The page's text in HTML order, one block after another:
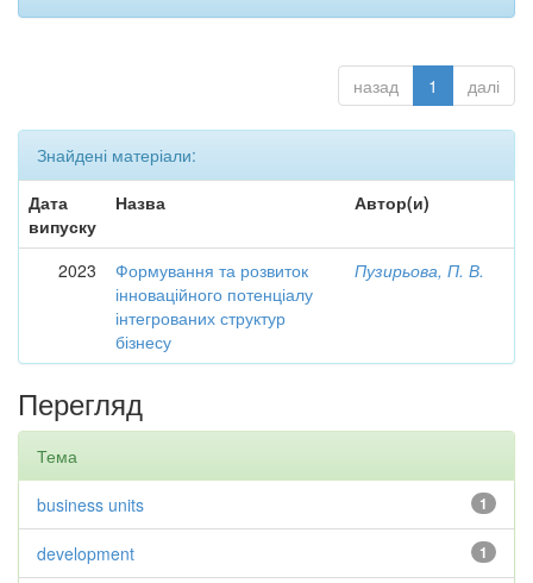
назад 1 далі
Знайдені матеріали:
Дата
випуску
Назва Автор(и)
2023
Формування та розвиток
інноваційного потенціалу
інтегрованих структур
бізнесу
Пузирьова, П. В.
Перегляд
Тема
1
business units
1
development